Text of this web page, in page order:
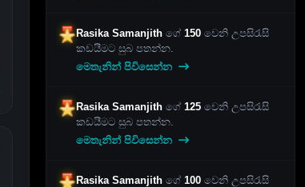
Rasika Samanjithගේ150 වෙනි උපසිරැසි
කඩයීමට සුබ පතන්න.
මෙතැනින් පිවිසෙන්න
Rasika Samanjithගේ125 වෙනි උපසිරැසි
කඩයීමට සුබ පතන්න.
මෙතැනින් පිවිසෙන්න
Rasika Samanjithගේ100 වෙනි උපසිරැසි